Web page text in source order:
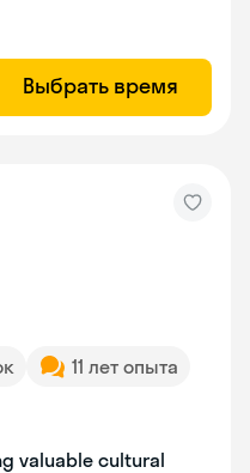
Выбрать время
11 лет опыта
valuable cultural